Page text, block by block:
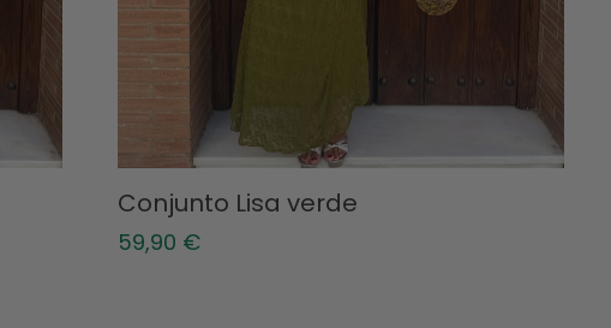
Conjunto Lisa verde
59,90 €